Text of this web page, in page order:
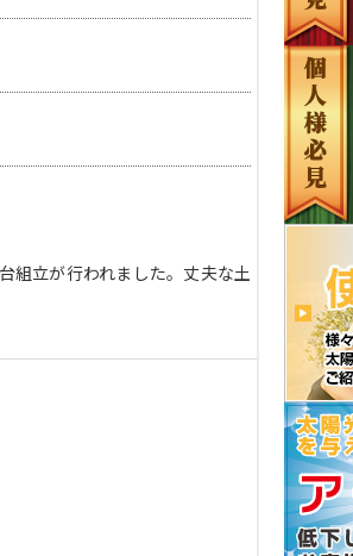
組立が行われました。丈夫な土